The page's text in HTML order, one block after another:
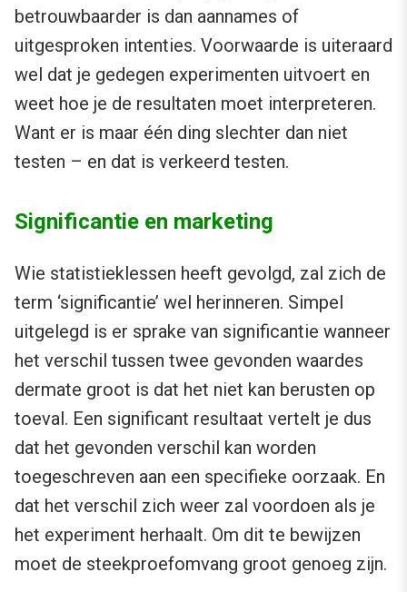
betrouwbaarder is dan aannames of
uitgesproken intenties. Voorwaarde is uiteraard
wel dat je gedegen experimenten uitvoert en
weet hoe je de resultaten moet interpreteren.
Want er is maar één ding slechter dan niet
testen – en dat is verkeerd testen.
Significantie en marketing
Wie statistieklessen heeft gevolgd, zal zich de
term ‘significantie’ wel herinneren. Simpel
uitgelegd is er sprake van significantie wanneer
het verschil tussen twee gevonden waardes
dermate groot is dat het niet kan berusten op
toeval. Een significant resultaat vertelt je dus
dat het gevonden verschil kan worden
toegeschreven aan een specifieke oorzaak. En
dat het verschil zich weer zal voordoen als je
het experiment herhaalt. Om dit te bewijzen
moet de steekproefomvang groot genoeg zijn.